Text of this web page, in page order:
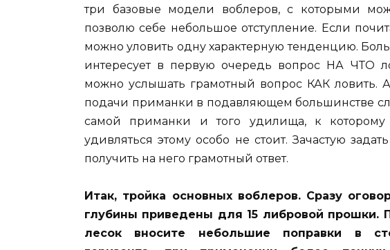
три базовые модели воблеров, с которыми
позволю себе небольшое отступление. Если
можно уловить одну характерную тенденцию.
интересует в первую очередь вопрос НА ЧТО
можно услышать грамотный вопрос КАК ловить.
подачи приманки в подавляющем большинстве
самой приманки и того удилища, к которому
удивляться этому особо не стоит. Зачастую
получить на него грамотный ответ.
Итак, тройка основных воблеров. Сразу
глубины приведены для 15 либровой прошки.
лесок вносите небольшие поправки в